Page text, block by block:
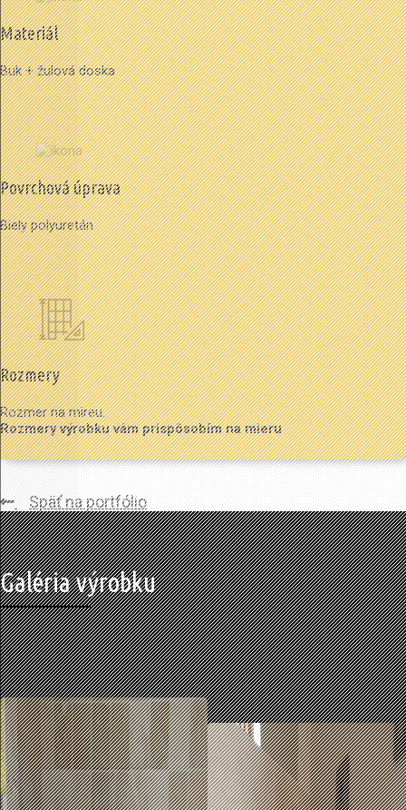
Materiál
Buk + žulová doska
Povrchová úprava
Biely polyuretán
Rozmery
Rozmer na mireu.
Rozmery výrobku vám prispôsobím na mieru
Späť na portfólio
Galéria výrobku